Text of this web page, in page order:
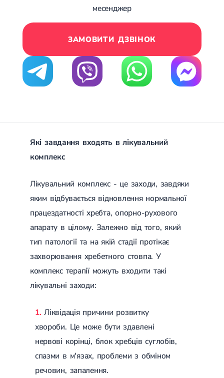
Лікування переломів щиколоток
Лікування переломів плеча
Лікування переломів передпліччя
Лікування переломів кісток тазу
Іммобілізація
Лікування переломів шийки стегна і стегнової кістки
Лікування переломів гомілки
Лікування переломів п'яти
Розрив зв'язок плечового суглобу
Розрив зв'язок ліктьового суглобу
Розрив зв'язок колінного суглоба
Ендокринологія
Цукровий діабет
Цукровий діабет 1 типу
Цукровий діабет 2 типу
Нецукровий діабет
Школа діабету
Дифузний токсичний зоб (Базедова хвороба)
Вузловий зоб
Підгострий тиреоїдит
Аутоиммунный тиреоидит
Хронічний тиреоїдит
Гіпертиреоз
Гіпотиреоз
Гіпоталамічний синдром
месенджер
ЗАМОВИТИ ДЗВІНОК
Які завдання входять в лікувальний
комплекс
Лікувальний комплекс - це заходи, завдяки
яким відбувається відновлення нормальної
працездатності хребта, опорно-рухового
апарату в цілому. Залежно від того, який
тип патології та на якій стадії протікає
захворювання хребетного стовпа. У
комплекс терапії можуть входити такі
лікувальні заходи:
Ліквідація причини розвитку
хвороби. Це може бути здавлені
нервові корінці, блок хребців суглобів,
спазми в м'язах, проблеми з обміном
речовин, запалення.